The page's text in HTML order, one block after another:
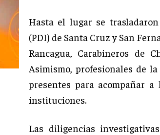
Hasta el lugar se
(PDI) de Santa Cruz y San
Rancagua, Carabineros de
Asimismo, profesionales de
presentes para acompañar
instituciones.
Las diligencias